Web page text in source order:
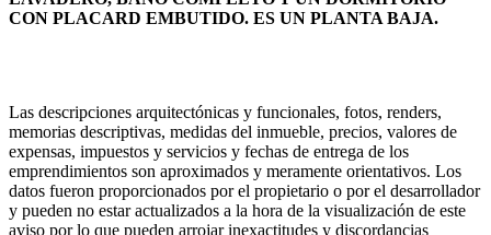
CON PLACARD EMBUTIDO. ES UN PLANTA BAJA.
Las descripciones arquitectónicas y funcionales, fotos, renders,
memorias descriptivas, medidas del inmueble, precios, valores de
expensas, impuestos y servicios y fechas de entrega de los
emprendimientos son aproximados y meramente orientativos. Los
datos fueron proporcionados por el propietario o por el desarrollador
y pueden no estar actualizados a la hora de la visualización de este
aviso por lo que pueden arrojar inexactitudes y discordancias